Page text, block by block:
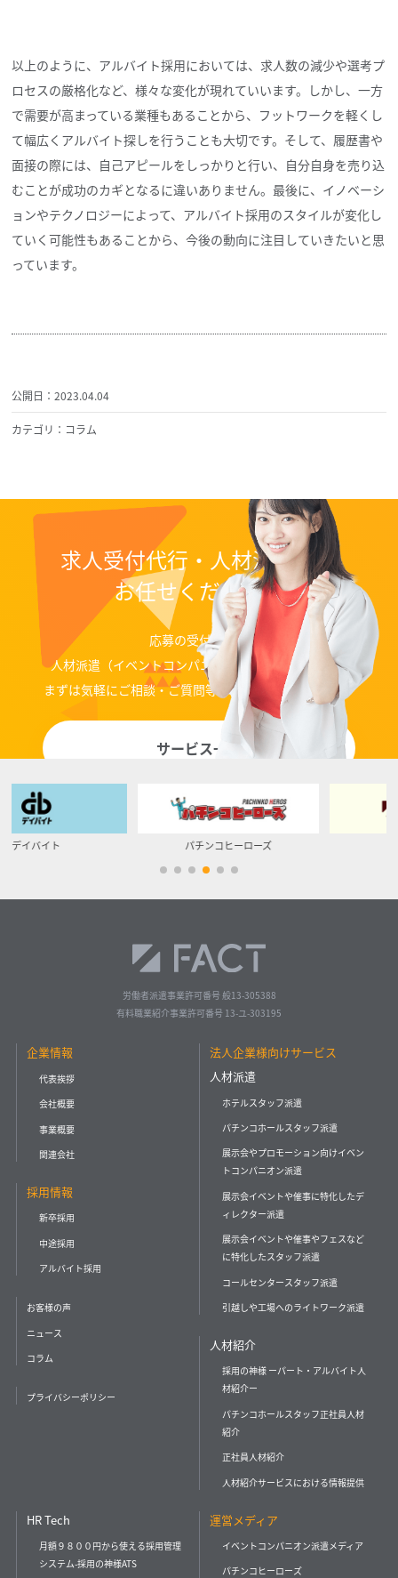
以上のように、アルバイト採用においては、求人数の減少や選考プ
ロセスの厳格化など、様々な変化が現れていいます。しかし、一方
で需要が高まっている業種もあることから、フットワークを軽くし
て幅広くアルバイト探しを行うことも大切です。そして、履歴書や
面接の際には、自己アピールをしっかりと行い、自分自身を売り込
むことが成功のカギとなるに違いありません。最後に、イノベーシ
ョンやテクノロジーによって、アルバイト採用のスタイルが変化し
ていく可能性もあることから、今後の動向に注目していきたいと思
っています。
公開日：2023.04.04
カテゴリ：コラム
求人受付代行・人材派遣なら
お任せください！
応募の受付代行、
人材派遣（イベントコンパニオン、ディレクター）等
まずは気軽にご相談・ご質問等お問い合わせください。
サービス一覧
パチンコヒーローズ イベントサイト
労働者派遣事業許可番号 般13-305388
有料職業紹介事業許可番号 13-ユ-303195
企業情報
代表挨拶
会社概要
事業概要
関連会社
採用情報
新卒採用
中途採用
アルバイト採用
お客様の声
ニュース
コラム
プライバシーポリシー
法人企業様向けサービス
人材派遣
ホテルスタッフ派遣
パチンコホールスタッフ派遣
展示会やプロモーション向けイベン
トコンパニオン派遣
展示会イベントや催事に特化したデ
ィレクター派遣
展示会イベントや催事やフェスなど
に特化したスタッフ派遣
コールセンタースタッフ派遣
引越しや工場へのライトワーク派遣
人材紹介
採用の神様 ーパート・アルバイト人
材紹介ー
パチンコホールスタッフ正社員人材
紹介
正社員人材紹介
人材紹介サービスにおける情報提供
HR Tech
月額９８００円から使える採用管理
システム-採用の神様ATS
運営メディア
イベントコンパニオン派遣メディア
パチンコヒーローズ